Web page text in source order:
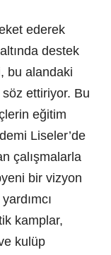
ederek
destek
bu alandaki
söz ettiriyor. Bu
eğitim
Liseler’de
çalışmalarla
bir vizyon
kamplar,
kulüp